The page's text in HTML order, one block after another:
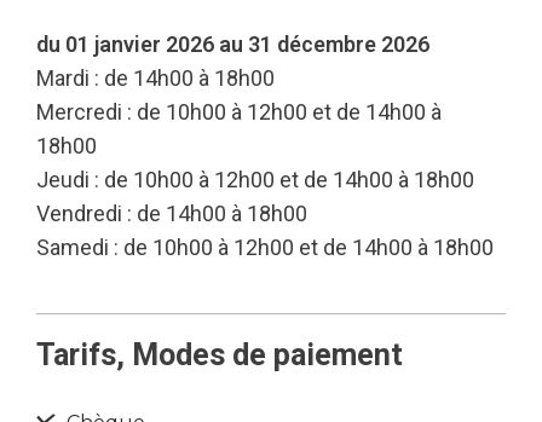
du 01 janvier 2026 au 31 décembre 2026
Mardi : de 14h00 à 18h00
Mercredi : de 10h00 à 12h00 et de 14h00 à
18h00
Jeudi : de 10h00 à 12h00 et de 14h00 à 18h00
Vendredi : de 14h00 à 18h00
Samedi : de 10h00 à 12h00 et de 14h00 à 18h00
Tarifs, Modes de paiement